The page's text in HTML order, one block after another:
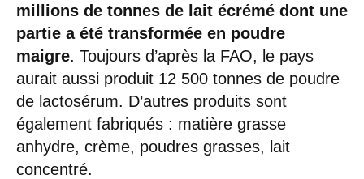
millions de tonnes de lait écrémé dont une
partie a été transformée en poudre
maigre. Toujours d’après la FAO, le pays
aurait aussi produit 12 500 tonnes de poudre
de lactosérum. D’autres produits sont
également fabriqués : matière grasse
anhydre, crème, poudres grasses, lait
concentré.